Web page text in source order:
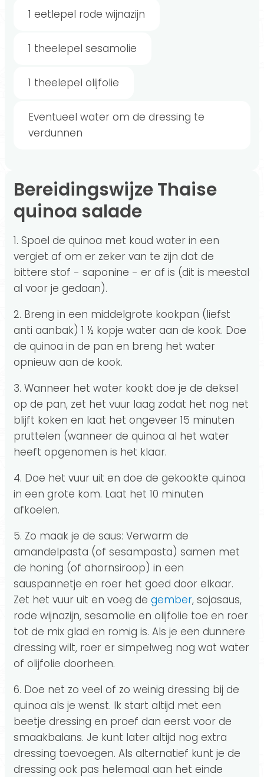
1 eetlepel rode wijnazijn
1 theelepel sesamolie
1 theelepel olijfolie
Eventueel water om de dressing te
verdunnen
Bereidingswijze Thaise
quinoa salade
1. Spoel de quinoa met koud water in een
vergiet af om er zeker van te zijn dat de
bittere stof - saponine - er af is (dit is meestal
al voor je gedaan).
2. Breng in een middelgrote kookpan (liefst
anti aanbak) 1 ½ kopje water aan de kook. Doe
de quinoa in de pan en breng het water
opnieuw aan de kook.
3. Wanneer het water kookt doe je de deksel
op de pan, zet het vuur laag zodat het nog net
blijft koken en laat het ongeveer 15 minuten
pruttelen (wanneer de quinoa al het water
heeft opgenomen is het klaar.
4. Doe het vuur uit en doe de gekookte quinoa
in een grote kom. Laat het 10 minuten
afkoelen.
5. Zo maak je de saus: Verwarm de
amandelpasta (of sesampasta) samen met
de honing (of ahornsiroop) in een
sauspannetje en roer het goed door elkaar.
Zet het vuur uit en voeg de gember, sojasaus,
rode wijnazijn, sesamolie en olijfolie toe en roer
tot de mix glad en romig is. Als je een dunnere
dressing wilt, roer er simpelweg nog wat water
of olijfolie doorheen.
6. Doe net zo veel of zo weinig dressing bij de
quinoa als je wenst. Ik start altijd met een
beetje dressing en proef dan eerst voor de
smaakbalans. Je kunt later altijd nog extra
dressing toevoegen. Als alternatief kunt je de
dressing ook pas helemaal aan het einde